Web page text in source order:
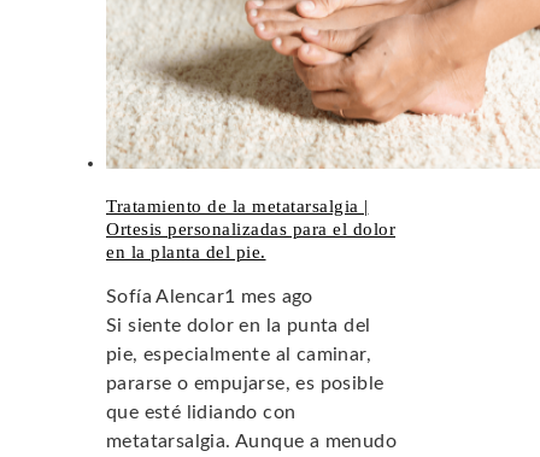
Tratamiento de la metatarsalgia |
Ortesis personalizadas para el dolor
en la planta del pie.
Sofía Alencar1 mes ago
Si siente dolor en la punta del
pie, especialmente al caminar,
pararse o empujarse, es posible
que esté lidiando con
metatarsalgia. Aunque a menudo